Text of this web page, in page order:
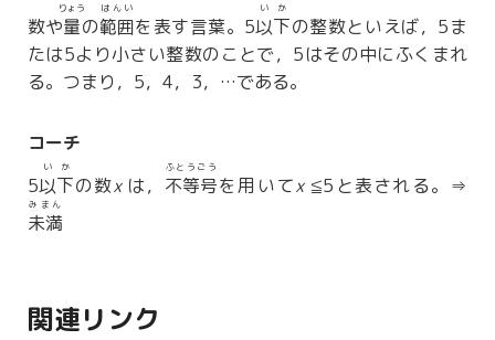
数や量
りょう
の範囲
はんい
を表す言葉。5以下
いか
の整数といえば，5ま
たは5より小さい整数のことで，5はその中にふくまれ
る。つまり，5，4，3，…である。
コーチ
5以下
いか
の数xは， 不等号
ふとうごう
を用いてx≦5と表される。⇒
未満
みまん
関連リンク